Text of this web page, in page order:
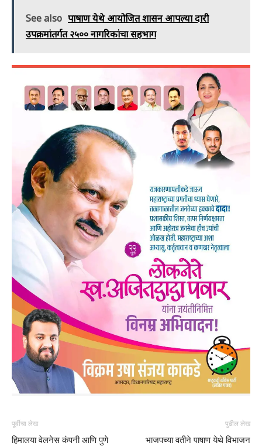
See also पाषाण येथे आयोजित शासन आपल्या दारी
उपक्रमांतर्गत २५०० नागरिकांचा सहभाग
पूर्वीचा लेख
हिमालया वेलनेस कंपनी आणि पुणे
पुढील लेख
भाजपच्या वतीने पाषाण येथे विभाजन